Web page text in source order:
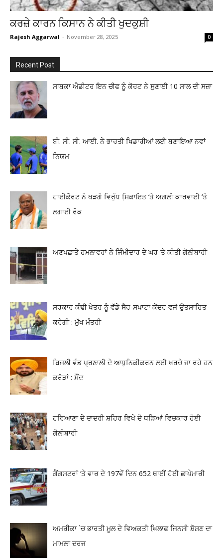
ਕਰਜ਼ੇ ਕਾਰਨ ਕਿਸਾਨ ਨੇ ਕੀਤੀ ਖੁਦਕੁਸ਼ੀ
Rajesh Aggarwal - November 28, 2025 0
Recent Post
ਸਾਬਕਾ ਐਡੀਟਰ ਇਨ ਚੀਫ ਨੂੰ ਕੋਰਟ ਨੇ ਸੁਣਾਈ 10 ਸਾਲ ਦੀ ਸਜ਼ਾ
ਬੀ. ਸੀ. ਸੀ. ਆਈ. ਨੇ ਭਾਰਤੀ ਖਿਡਾਰੀਆਂ ਲਈ ਬਣਾਇਆ ਨਵਾਂ
ਨਿਯਮ
ਹਾਈਕੋਰਟ ਨੇ ਖੜਗੇ ਵਿਰੁੱਧ ਸਿ਼ਕਾਇਤ ‘ਤੇ ਅਗਲੀ ਕਾਰਵਾਈ ‘ਤੇ
ਲਗਾਈ ਰੋਕ
ਅਣਪਛਾਤੇ ਹਮਲਾਵਰਾਂ ਨੇ ਜਿੰਮੀਦਾਰ ਦੇ ਘਰ ‘ਤੇ ਕੀਤੀ ਗੋਲੀਬਾਰੀ
ਸਰਕਾਰ ਕੰਢੀ ਖੇਤਰ ਨੂੰ ਵੱਡੇ ਸੈਰ-ਸਪਾਟਾ ਕੇਂਦਰ ਵਜੋਂ ਉਤਸਾਹਿਤ
ਕਰੇਗੀ : ਮੁੱਖ ਮੰਤਰੀ
ਬਿਜਲੀ ਵੰਡ ਪ੍ਰਣਾਲੀ ਦੇ ਆਧੁਨਿਕੀਕਰਨ ਲਈ ਖਰਚੇ ਜਾ ਰਹੇ ਹਨ
ਕਰੋੜਾਂ : ਸੌਂਦ
ਹਰਿਆਣਾ ਦੇ ਦਾਦਰੀ ਸ਼ਹਿਰ ਵਿਖੇ ਦੋ ਧੜਿਆਂ ਵਿਚਕਾਰ ਹੋਈ
ਗੋਲੀਬਾਰੀ
ਗੈਂਗਸਟਰਾਂ ‘ਤੇ ਵਾਰ ਦੇ 197ਵੇਂ ਦਿਨ 652 ਥਾਈਂ ਹੋਈ ਛਾਪੇਮਾਰੀ
ਅਮਰੀਕਾ `ਚ ਭਾਰਤੀ ਮੂਲ ਦੇ ਵਿਅਕਤੀ ਖਿ਼ਲਾਫ਼ ਜਿਨਸੀ ਸ਼ੋਸ਼ਣ ਦਾ
ਮਾਮਲਾ ਦਰਜ